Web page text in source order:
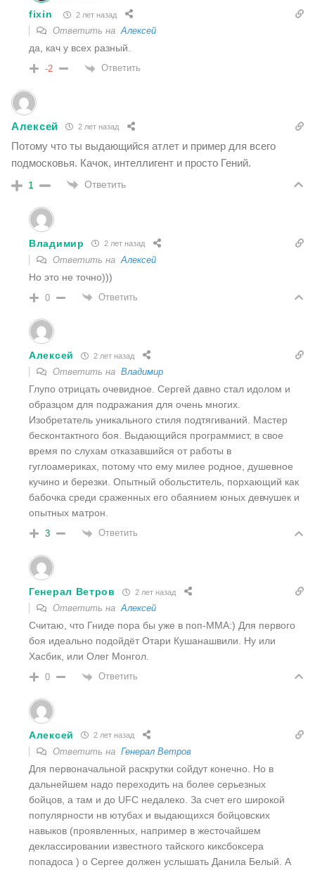
fixin 2 лет назад
Ответить наАлексей
да, кач у всех разный.
-2 Ответить
Алексей 2 лет назад
Потому что ты выдающийся атлет и пример для всего
подмосковья. Качок, интеллигент и просто Гений.
1 Ответить
Владимир 2 лет назад
Ответить на Алексей
Но это не точно)))
0 Ответить
Алексей 2 лет назад
Ответить на Владимир
Глупо отрицать очевидное. Сергей давно стал идолом и
образцом для подражания для очень многих.
Изобретатель уникального стиля подтягиваний. Мастер
бесконтактного боя. Выдающийся программист, в свое
время по слухам отказавшийся от работы в
гуглоамериках, потому что ему милее родное, душевное
кучино и березки. Опытный обольститель, порхающий как
бабочка среди сраженных его обаянием юных девчушек и
опытных матрон.
3 Ответить
Генерал Ветров 2 лет назад
Ответить наАлексей
Считаю, что Гниде пора бы уже в поп-ММА:) Для первого
боя идеально подойдёт Отари Кушанашвили. Ну или
Хасбик, или Олег Монгол.
0 Ответить
Алексей 2 лет назад
Ответить на Генерал Ветров
Для первоначальной раскрутки сойдут конечно. Но в
дальнейшем надо переходить на более серьезных
бойцов, а там и до UFC недалеко. За счет его широкой
популярности нв ютубах и выдающихся бойцовских
навыков (проявленных, например в жесточайшем
деклассировании известного тайского киксбоксера
попадоса ) о Сергее должен услышать Данила Белый. А